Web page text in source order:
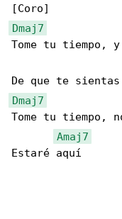
Dmaj7
Tome tu tiempo,
Dmaj7
Tome tu tiempo,
Amaj7
Estaré aquí